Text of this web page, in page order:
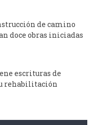
de camino
doce obras iniciadas
escrituras de
rehabilitación